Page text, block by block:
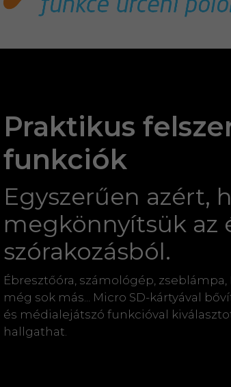
Praktikus
funkciók
Egyszerűen azért,
megkönnyítsük az
szórakozásból.
Ébresztőóra, számológép,
még sok más... Micro SD-kártyával
és médialejátszó funkcióval
hallgathat.